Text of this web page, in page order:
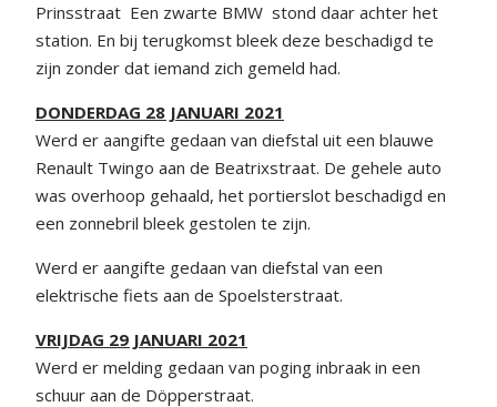
Prinsstraat Een zwarte BMW stond daar achter het
station. En bij terugkomst bleek deze beschadigd te
zijn zonder dat iemand zich gemeld had.
DONDERDAG 28 JANUARI 2021
Werd er aangifte gedaan van diefstal uit een blauwe
Renault Twingo aan de Beatrixstraat. De gehele auto
was overhoop gehaald, het portierslot beschadigd en
een zonnebril bleek gestolen te zijn.
Werd er aangifte gedaan van diefstal van een
elektrische fiets aan de Spoelsterstraat.
VRIJDAG 29 JANUARI 2021
Werd er melding gedaan van poging inbraak in een
schuur aan de Döpperstraat.